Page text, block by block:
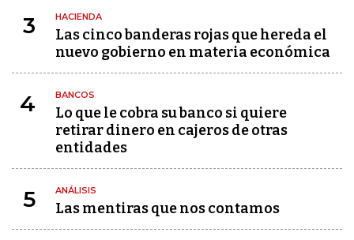
3 HACIENDA
Las cinco banderas rojas que hereda el
nuevo gobierno en materia económica
4 BANCOS
Lo que le cobra su banco si quiere
retirar dinero en cajeros de otras
entidades
5 ANÁLISIS
Las mentiras que nos contamos